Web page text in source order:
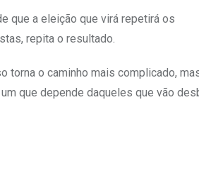
que a eleição que virá repetirá os
repita o resultado.
o caminho mais complicado,
que depende daqueles que vão